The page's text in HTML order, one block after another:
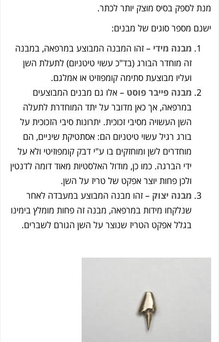
לספק בסיס מוצק יותר לכתר.
מספר סוגים של מבנים:
מבנה מידי– זהו המבנה המבוצע במרפאה, במבנה
זה מוחדר הבורג (בד"כ עשוי טיטניום) לתעלת השן
ועליו מבוצעת סתימה קומפוזיט או אמלגם.
מבנה פייבר פוסט– אלו גם מבנים המבוצעים
במרפאה, אך כאן מדובר על יתד המוחדרת לתעלה
השן העשויה מסיבי זכוכית. יתרונות סיבי הזכוכית על
בורג רגיל עשוי טיטניום הם: אסתטיקת שיניים, הם
מוחדרים לשן ומוחזקים בו ע"י דבק קומפוזיטי ולא על
ידי הברגה. כמו כן, מודול האלסטיות מאוד דומה לדנטין
ולכן פחות יוצר אפקט של טריז על השן.
מבנה יצוק– זהו מבנה המבוצע במעבדה לאחר
שנלקחו מידות במרפאה, מבנה זה פחות מומלץ בימינו
בגלל אפקט הטריז שנוצר על השן הגורם לשברים.